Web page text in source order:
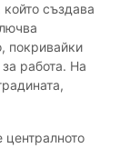
създава
покривайки
работа. На